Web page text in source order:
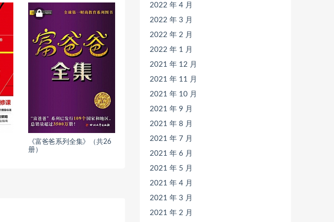
《富爸爸系列全集》（共26
册）
2022 年 4 月
2022 年 3 月
2022 年 2 月
2022 年 1 月
2021 年 12 月
2021 年 11 月
2021 年 10 月
2021 年 9 月
2021 年 8 月
2021 年 7 月
2021 年 6 月
2021 年 5 月
2021 年 4 月
2021 年 3 月
2021 年 2 月